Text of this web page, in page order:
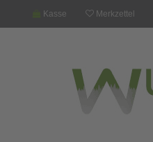
Kasse Merkzettel